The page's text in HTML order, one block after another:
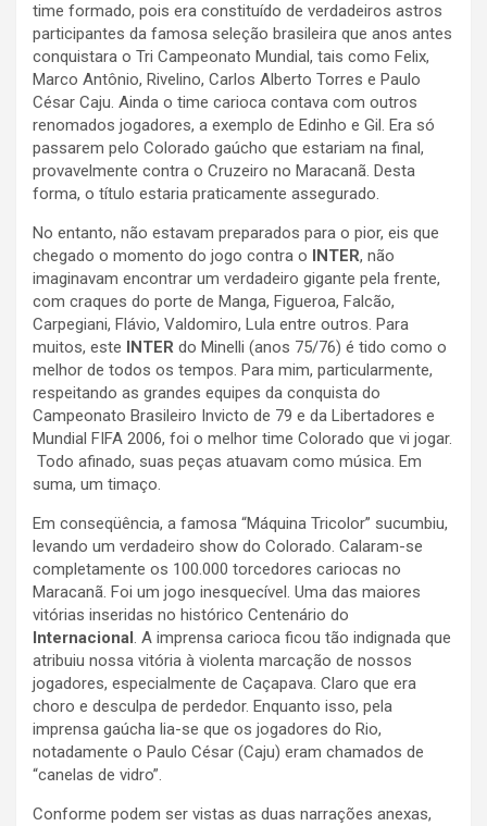
time formado, pois era constituído de verdadeiros astros
participantes da famosa seleção brasileira que anos antes
conquistara o Tri Campeonato Mundial, tais como Felix,
Marco Antônio, Rivelino, Carlos Alberto Torres e Paulo
César Caju. Ainda o time carioca contava com outros
renomados jogadores, a exemplo de Edinho e Gil. Era só
passarem pelo Colorado gaúcho que estariam na final,
provavelmente contra o Cruzeiro no Maracanã. Desta
forma, o título estaria praticamente assegurado.
No entanto, não estavam preparados para o pior, eis que
chegado o momento do jogo contra o INTER, não
imaginavam encontrar um verdadeiro gigante pela frente,
com craques do porte de Manga, Figueroa, Falcão,
Carpegiani, Flávio, Valdomiro, Lula entre outros. Para
muitos, este INTER do Minelli (anos 75/76) é tido como o
melhor de todos os tempos. Para mim, particularmente,
respeitando as grandes equipes da conquista do
Campeonato Brasileiro Invicto de 79 e da Libertadores e
Mundial FIFA 2006, foi o melhor time Colorado que vi jogar.
Todo afinado, suas peças atuavam como música. Em
suma, um timaço.
Em conseqüência, a famosa “Máquina Tricolor” sucumbiu,
levando um verdadeiro show do Colorado. Calaram-se
completamente os 100.000 torcedores cariocas no
Maracanã. Foi um jogo inesquecível. Uma das maiores
vitórias inseridas no histórico Centenário do
Internacional. A imprensa carioca ficou tão indignada que
atribuiu nossa vitória à violenta marcação de nossos
jogadores, especialmente de Caçapava. Claro que era
choro e desculpa de perdedor. Enquanto isso, pela
imprensa gaúcha lia-se que os jogadores do Rio,
notadamente o Paulo César (Caju) eram chamados de
“canelas de vidro”.
Conforme podem ser vistas as duas narrações anexas,